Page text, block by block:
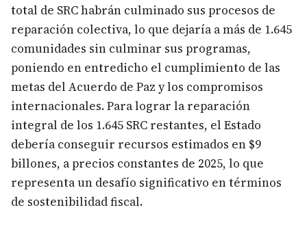
total de SRC habrán culminado sus procesos de
reparación colectiva, lo que dejaría a más de 1.645
comunidades sin culminar sus programas,
poniendo en entredicho el cumplimiento de las
metas del Acuerdo de Paz y los compromisos
internacionales. Para lograr la reparación
integral de los 1.645 SRC restantes, el Estado
debería conseguir recursos estimados en $9
billones, a precios constantes de 2025, lo que
representa un desafío significativo en términos
de sostenibilidad fiscal.